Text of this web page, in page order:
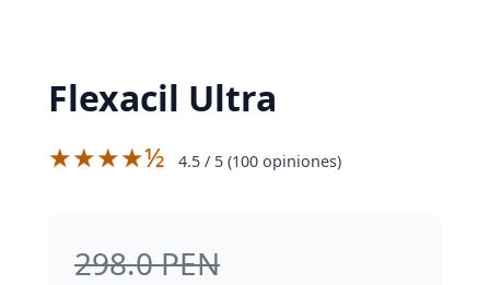
Flexacil Ultra
★★★★½ 4.5 / 5 (100 opiniones)
298.0 PEN